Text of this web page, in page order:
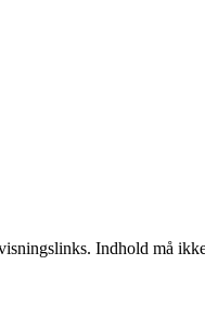
Indhold må